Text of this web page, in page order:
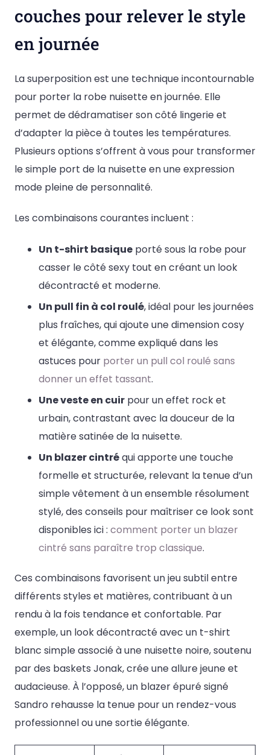
couches pour relever le style
en journée
La superposition est une technique incontournable
pour porter la robe nuisette en journée. Elle
permet de dédramatiser son côté lingerie et
d’adapter la pièce à toutes les températures.
Plusieurs options s’offrent à vous pour transformer
le simple port de la nuisette en une expression
mode pleine de personnalité.
Les combinaisons courantes incluent :
Un t-shirt basique porté sous la robe pour
casser le côté sexy tout en créant un look
décontracté et moderne.
Un pull fin à col roulé, idéal pour les journées
plus fraîches, qui ajoute une dimension cosy
et élégante, comme expliqué dans les
astuces pour porter un pull col roulé sans
donner un effet tassant.
Une veste en cuir pour un effet rock et
urbain, contrastant avec la douceur de la
matière satinée de la nuisette.
Un blazer cintréqui apporte une touche
formelle et structurée, relevant la tenue d’un
simple vêtement à un ensemble résolument
stylé, des conseils pour maîtriser ce look sont
disponibles ici : comment porter un blazer
cintré sans paraître trop classique.
Ces combinaisons favorisent un jeu subtil entre
différents styles et matières, contribuant à un
rendu à la fois tendance et confortable. Par
exemple, un look décontracté avec un t-shirt
blanc simple associé à une nuisette noire, soutenu
par des baskets Jonak, crée une allure jeune et
audacieuse. À l’opposé, un blazer épuré signé
Sandro rehausse la tenue pour un rendez-vous
professionnel ou une sortie élégante.